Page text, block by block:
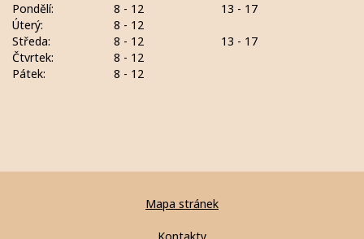
Pondělí:
8 - 12
13 - 17
Úterý:
8 - 12
Středa:
8 - 12
13 - 17
Čtvrtek:
8 - 12
Pátek:
8 - 12
Mapa stránek